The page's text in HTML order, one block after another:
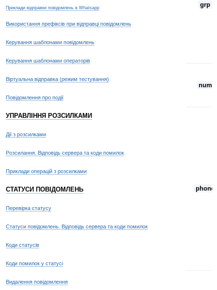
Приклади відправки повідомлень в Whatsapp
Використання префіксів при відправці повідомлень
Керування шаблонами повідомлень
Керування шаблонами операторів
Віртуальна відправка (режим тестування)
Повідомлення про події
УПРАВЛІННЯ РОЗСИЛКАМИ
Дії з розсилками
Розсилання. Відповідь сервера та коди помилок
Приклади операцій з розсилками
СТАТУСИ ПОВІДОМЛЕНЬ
Перевірка статусу
Статуси повідомлень. Відповідь сервера та коди помилок
Коди статусів
Коди помилок у статусі
Видалення повідомлення
grp
num
phone